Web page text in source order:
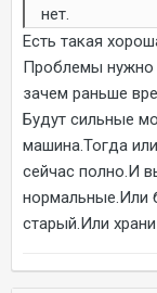
нет.
Есть такая
Проблемы нужно
зачем раньше
Будут сильные
машина.Тогда
сейчас полно.И
нормальные.Или
старый.Или